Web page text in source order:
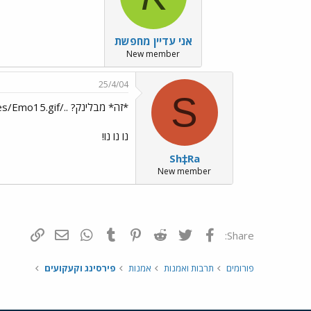
אני עדיין מחפשת
New member
S
Sh‡Ra
New member
25/4/04
*זה* מבלינק? ../images/Emo10.gif../images/Emo15.gif
נו נו נו!
Share: פייסבוק Twitter
Reddit
Pinterest
Tumblr
WhatsAppדואר אלקטרוני
פורומים תרבות ואמנות אמנות פירסינג וקעקועים